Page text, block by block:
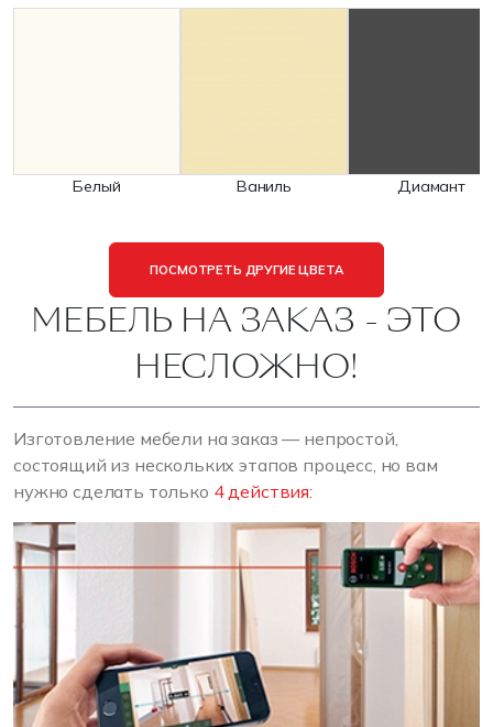
Белый Ваниль Диамант
ПОСМОТРЕТЬ ДРУГИЕ ЦВЕТА
МЕБЕЛЬ НА ЗАКАЗ - ЭТО
НЕСЛОЖНО!
Изготовление мебели на заказ — непростой,
состоящий из нескольких этапов процесс, но вам
нужно сделать только 4 действия: